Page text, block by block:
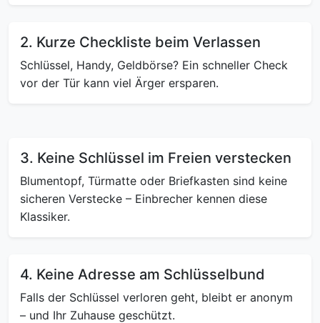
2. Kurze Checkliste beim Verlassen
Schlüssel, Handy, Geldbörse? Ein schneller Check
vor der Tür kann viel Ärger ersparen.
3. Keine Schlüssel im Freien verstecken
Blumentopf, Türmatte oder Briefkasten sind keine
sicheren Verstecke – Einbrecher kennen diese
Klassiker.
4. Keine Adresse am Schlüsselbund
Falls der Schlüssel verloren geht, bleibt er anonym
– und Ihr Zuhause geschützt.